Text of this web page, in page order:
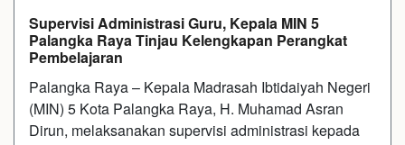
Supervisi Administrasi Guru, Kepala MIN 5
Palangka Raya Tinjau Kelengkapan Perangkat
Pembelajaran
Palangka Raya – Kepala Madrasah Ibtidaiyah Negeri
(MIN) 5 Kota Palangka Raya, H. Muhamad Asran
Dirun, melaksanakan supervisi administrasi kepada